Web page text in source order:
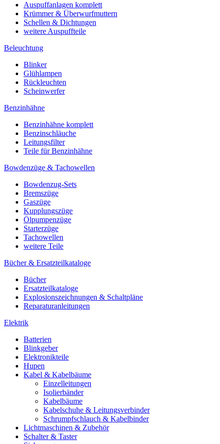
Auspuffanlagen komplett
Krümmer & Überwurfmuttern
Schellen & Dichtungen
weitere Auspuffteile
Beleuchtung
Blinker
Glühlampen
Rückleuchten
Scheinwerfer
Benzinhähne
Benzinhähne komplett
Benzinschläuche
Leitungsfilter
Teile für Benzinhähne
Bowdenzüge & Tachowellen
Bowdenzug-Sets
Bremszüge
Gaszüge
Kupplungszüge
Ölpumpenzüge
Starterzüge
Tachowellen
weitere Teile
Bücher & Ersatzteilkataloge
Bücher
Ersatzteilkataloge
Explosionszeichnungen & Schaltpläne
Reparaturanleitungen
Elektrik
Batterien
Blinkgeber
Elektronikteile
Hupen
Kabel & Kabelbäume
Einzelleitungen
Isolierbänder
Kabelbäume
Kabelschuhe & Leitungsverbinder
Schrumpfschlauch & Kabelbinder
Lichtmaschinen & Zubehör
Schalter & Taster